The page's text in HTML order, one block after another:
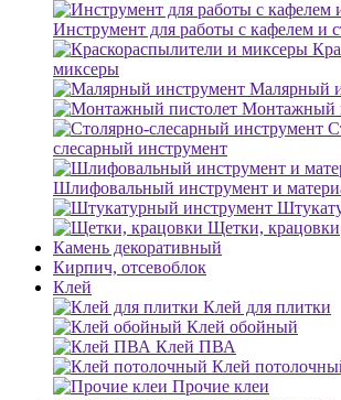
Инструмент для работы с кафелем и
миксеры
Малярный
Монтажный
слесарный инструмент
Шлифовальный инструмент и
Щетки, крацовки
Камень декоративный
Кирпич, отсевоблок
Клей
Клей для плитки
Клей обойный
Клей ПВА
Клей
Прочие клеи